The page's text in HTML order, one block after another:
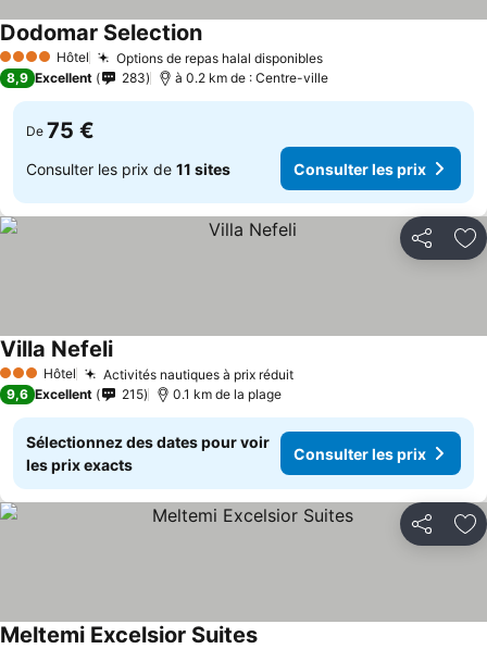
4 Étoiles Hôtel Options de repas halal disponibles
Dodomar Selection
8,9 Excellent 283 à 0.2 km de : Centre-ville
De 75 €
Consulter les prix de 11 sites Consulter les prix
Partager
3 ÉtoilesHôtel Activités nautiques à prix réduit
Villa Nefeli
9,6 Excellent 215 0.1 km de la plage
Sélectionnez des dates pour voir
les prix exacts
Consulter les prix
Partager
Meltemi Excelsior Suites